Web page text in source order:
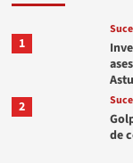
1
2
de